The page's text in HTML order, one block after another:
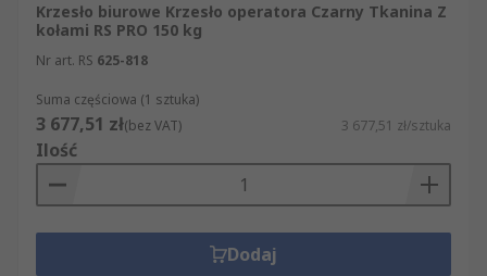
Krzesło biurowe Krzesło operatora Czarny Tkanina Z
kołami RS PRO 150 kg
Nr art. RS 625-818
Suma częściowa (1 sztuka)
3 677,51 zł(bez VAT) 3 677,51 zł/sztuka
Ilość
Dodaj